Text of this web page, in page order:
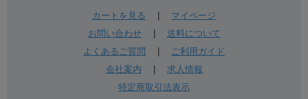
カートを見る
マイページ
お問い合わせ| 送料について
よくあるご質問
ご利用ガイド
会社案内
求人情報
特定商取引法表示